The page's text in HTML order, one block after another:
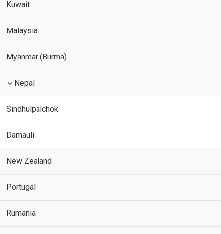
Kuwait
Malaysia
Myanmar (Burma)
Nepal
Sindhulpalchok
Damauli
New Zealand
Portugal
Rumania